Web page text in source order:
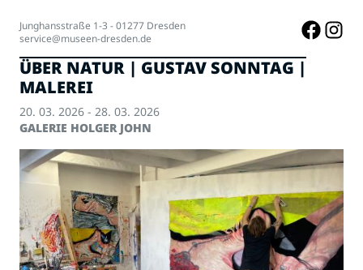
Junghansstraße 1-3 - 01277 Dresden
service@museen-dresden.de
ÜBER NATUR | GUSTAV SONNTAG |
MALEREI
20. 03. 2026 - 28. 03. 2026
GALERIE HOLGER JOHN